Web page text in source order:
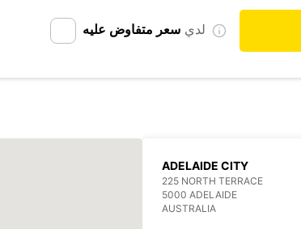
لدي سعر متفاوض عليه
ADELAIDE CITY
225 NORTH TERRACE
5000 ADELAIDE
AUSTRALIA